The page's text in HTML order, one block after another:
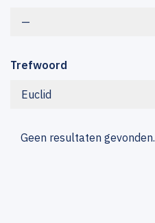
—
Trefwoord
Euclid
Geen resultaten gevonden.